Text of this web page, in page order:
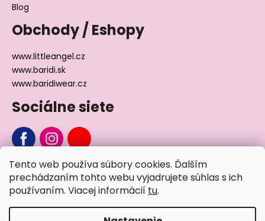
Tento web používa súbory cookies. Ďalším
prechádzaním tohto webu vyjadrujete súhlas s ich
používaním. Viacej informácií tu.
Blog
Obchody / Eshopy
www.littleangel.cz
www.baridi.sk
www.baridiwear.cz
Sociálne siete
Chcete sa nás na niečo opýtať?